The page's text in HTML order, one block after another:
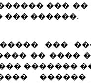
���
��� ������.
���
�� ����
�������